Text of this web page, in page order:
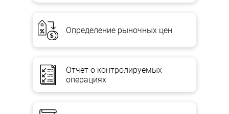
Определение рыночных цен
Отчет о контролируемых
операциях